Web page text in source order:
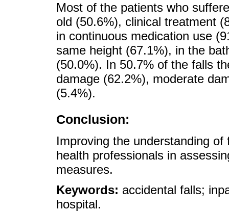
Most of the patients who
old (50.6%), clinical treatment
in continuous medication use
same height (67.1%), in the
(50.0%). In 50.7% of the falls
damage (62.2%), moderate
(5.4%).
Conclusion:
Improving the understanding
health professionals in
measures.
Keywords: accidental falls;
hospital.